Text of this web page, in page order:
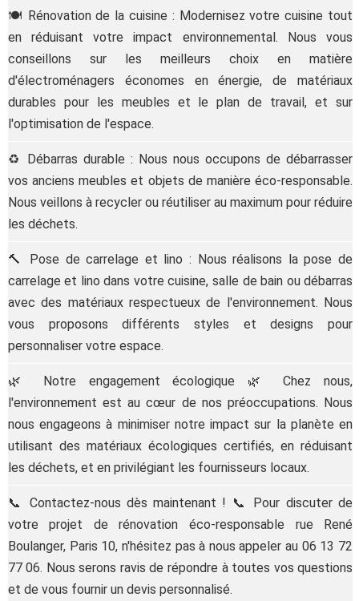
🍽️ Rénovation de la cuisine : Modernisez votre cuisine tout
en réduisant votre impact environnemental. Nous vous
conseillons sur les meilleurs choix en matière
d'électroménagers économes en énergie, de matériaux
durables pour les meubles et le plan de travail, et sur
l'optimisation de l'espace.
♻️ Débarras durable : Nous nous occupons de débarrasser
vos anciens meubles et objets de manière éco-responsable.
Nous veillons à recycler ou réutiliser au maximum pour réduire
les déchets.
🔨 Pose de carrelage et lino : Nous réalisons la pose de
carrelage et lino dans votre cuisine, salle de bain ou débarras
avec des matériaux respectueux de l'environnement. Nous
vous proposons différents styles et designs pour
personnaliser votre espace.
🌿 Notre engagement écologique 🌿 Chez nous,
l'environnement est au cœur de nos préoccupations. Nous
nous engageons à minimiser notre impact sur la planète en
utilisant des matériaux écologiques certifiés, en réduisant
les déchets, et en privilégiant les fournisseurs locaux.
📞 Contactez-nous dès maintenant ! 📞 Pour discuter de
votre projet de rénovation éco-responsable rue René
Boulanger, Paris 10, n'hésitez pas à nous appeler au 06 13 72
77 06. Nous serons ravis de répondre à toutes vos questions
et de vous fournir un devis personnalisé.